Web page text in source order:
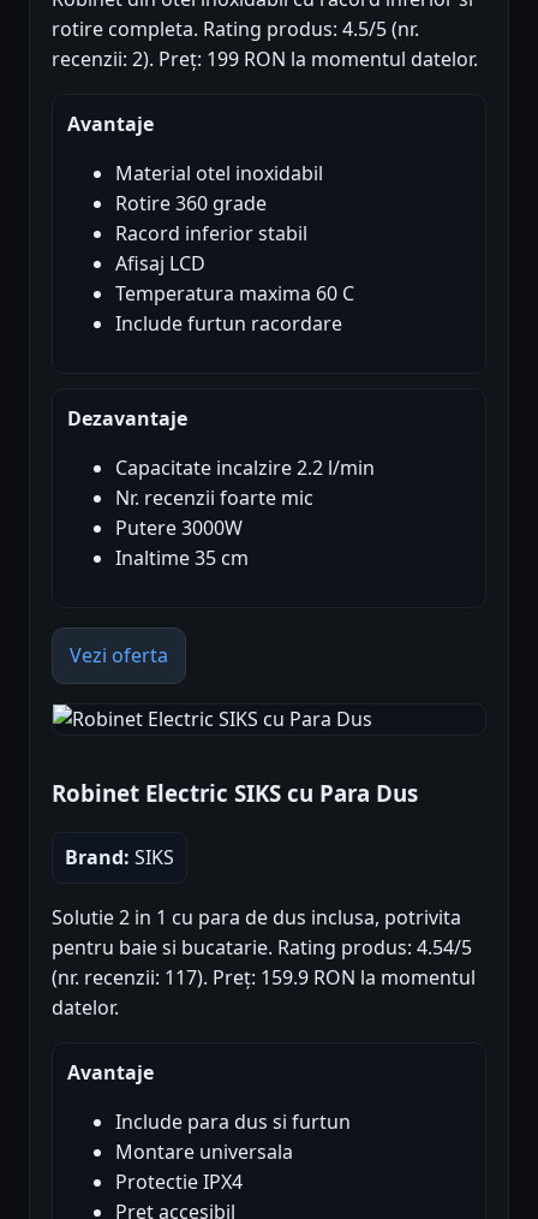
rotire completa. Rating produs: 4.5/5 (nr.
recenzii: 2). Preț: 199 RON la momentul datelor.
Avantaje
Material otel inoxidabil
Rotire 360 grade
Racord inferior stabil
Afisaj LCD
Temperatura maxima 60 C
Include furtun racordare
Dezavantaje
Capacitate incalzire 2.2 l/min
Nr. recenzii foarte mic
Putere 3000W
Inaltime 35 cm
Vezi oferta
Robinet Electric SIKS cu Para Dus
Brand: SIKS
Solutie 2 in 1 cu para de dus inclusa, potrivita
pentru baie si bucatarie. Rating produs: 4.54/5
(nr. recenzii: 117). Preț: 159.9 RON la momentul
datelor.
Avantaje
Include para dus si furtun
Montare universala
Protectie IPX4
Pret accesibil